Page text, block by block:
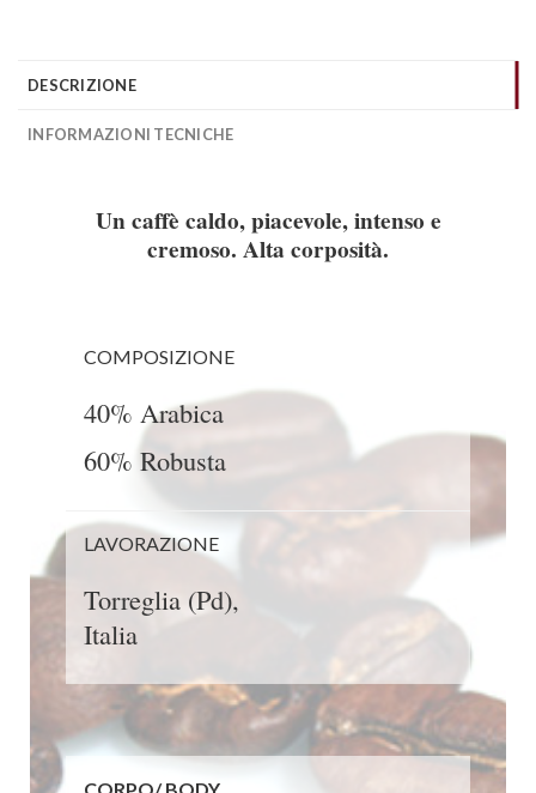
DESCRIZIONE
INFORMAZIONI TECNICHE
Un caffè caldo, piacevole, intenso e
cremoso. Alta corposità.
COMPOSIZIONE
40% Arabica
60% Robusta
LAVORAZIONE
Torreglia (Pd),
Italia
CORPO/BODY